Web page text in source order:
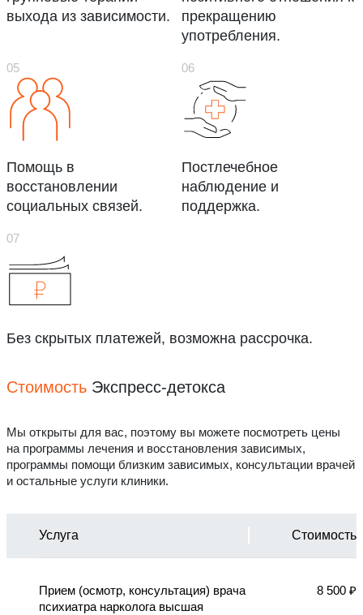
выхода из зависимости.
прекращению
употребления.
Помощь в
восстановлении
социальных связей.
Постлечебное
наблюдение и
поддержка.
Без скрытых платежей, возможна рассрочка.
Стоимость Экспресс-детокса
Мы открыты для вас, поэтому вы можете посмотреть цены
на программы лечения и восстановления зависимых,
программы помощи близким зависимых, консультации врачей
и остальные услуги клиники.
Услуга Стоимость
Прием (осмотр, консультация) врача
психиатра нарколога высшая
8 500 ₽